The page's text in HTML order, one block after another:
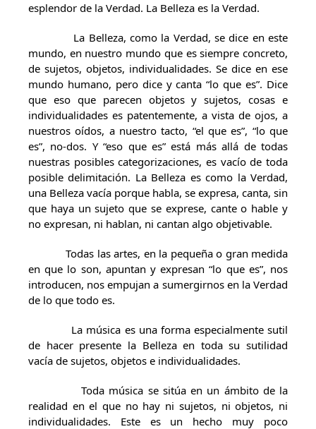
esplendor de la Verdad. La Belleza es la Verdad.
La Belleza, como la Verdad, se dice en este
mundo, en nuestro mundo que es siempre concreto,
de sujetos, objetos, individualidades. Se dice en ese
mundo humano, pero dice y canta “lo que es”. Dice
que eso que parecen objetos y sujetos, cosas e
individualidades es patentemente, a vista de ojos, a
nuestros oídos, a nuestro tacto, “el que es”, “lo que
es”, no-dos. Y “eso que es” está más allá de todas
nuestras posibles categorizaciones, es vacío de toda
posible delimitación. La Belleza es como la Verdad,
una Belleza vacía porque habla, se expresa, canta, sin
que haya un sujeto que se exprese, cante o hable y
no expresan, ni hablan, ni cantan algo objetivable.
Todas las artes, en la pequeña o gran medida
en que lo son, apuntan y expresan “lo que es”, nos
introducen, nos empujan a sumergirnos en la Verdad
de lo que todo es.
La música es una forma especialmente sutil
de hacer presente la Belleza en toda su sutilidad
vacía de sujetos, objetos e individualidades.
Toda música se sitúa en un ámbito de la
realidad en el que no hay ni sujetos, ni objetos, ni
individualidades. Este es un hecho muy poco